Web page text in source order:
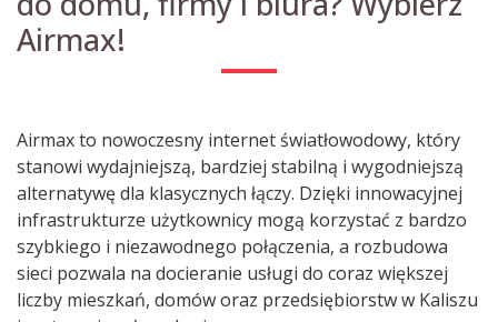
Airmax!
Airmax to nowoczesny internet światłowodowy, który
stanowi wydajniejszą, bardziej stabilną i wygodniejszą
alternatywę dla klasycznych łączy. Dzięki innowacyjnej
infrastrukturze użytkownicy mogą korzystać z bardzo
szybkiego i niezawodnego połączenia, a rozbudowa
sieci pozwala na docieranie usługi do coraz większej
liczby mieszkań, domów oraz przedsiębiorstw w Kaliszu